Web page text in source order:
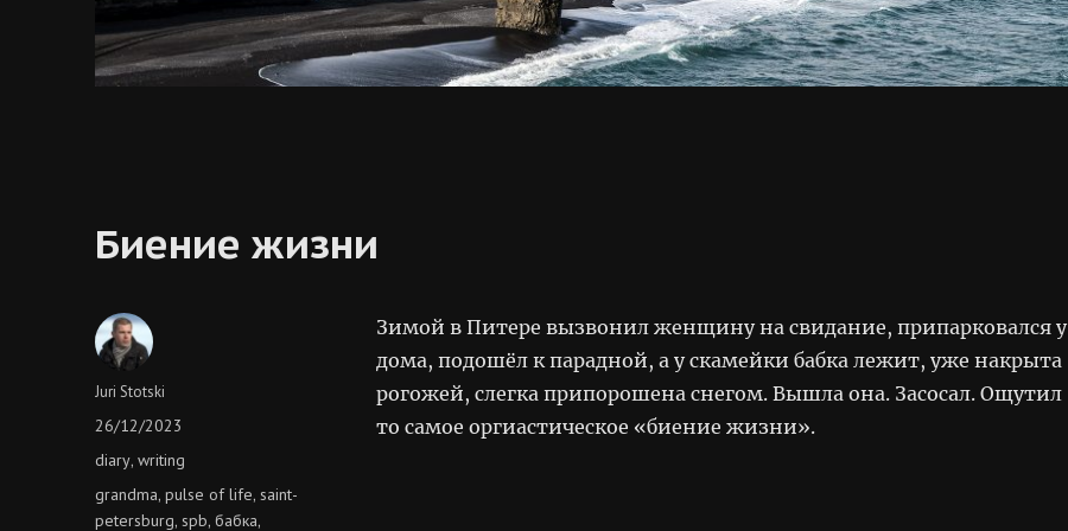
Биение жизни
Зимой в Питере вызвонил женщину на свидание, припарковался у
дома, подошёл к парадной, а у скамейки бабка лежит, уже накрыта
рогожей, слегка припорошена снегом. Вышла она. Засосал. Ощутил
то самое оргиастическое «биение жизни».
Author
Juri Stotski
Posted
26/12/2023
Categories
diary,writing
Tags
grandma,pulse of life, saint-
petersburg, spb,бабка,